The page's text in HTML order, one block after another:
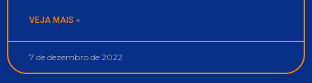
VEJA MAIS »
7 de dezembro de 2022